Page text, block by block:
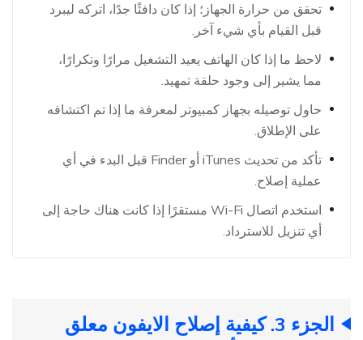
تحقق من حرارة الجهاز؛ إذا كان دافئًا جدًا، اتركه ليبرد
قبل القيام بأي شيء آخر.
لاحظ ما إذا كان الهاتف يعيد التشغيل مرارًا وتكرارًا،
مما يشير إلى وجود حلقة تمهيد.
حاول توصيله بجهاز كمبيوتر لمعرفة ما إذا تم اكتشافه
على الإطلاق.
تأكد من تحديث iTunes أو Finder قبل البدء في أي
عملية إصلاح.
استخدم اتصال Wi-Fi مستقرًا إذا كانت هناك حاجة إلى
أي تنزيل للاسترداد.
الجزء 3. كيفية إصلاح الايفون معلق